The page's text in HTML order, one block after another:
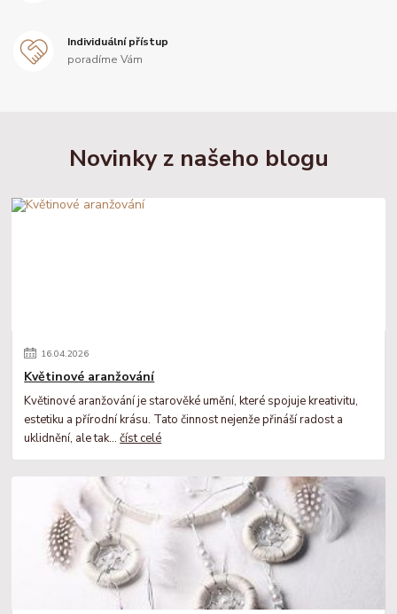
Individuální přístup
poradíme Vám
Novinky z našeho blogu
16.04.2026
Květinové aranžování
Květinové aranžování je starověké umění, které spojuje kreativitu,
estetiku a přírodní krásu. Tato činnost nejenže přináší radost a
uklidnění, ale tak...číst celé